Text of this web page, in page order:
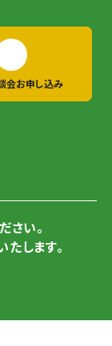
会お申し込み
さい。
します。